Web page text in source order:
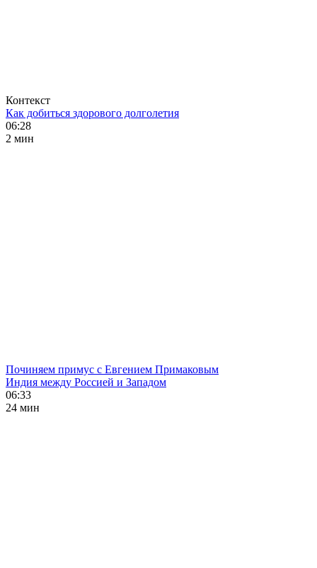
Контекст
Как добиться здорового долголетия
06:28
2 мин
Починяем примус с Евгением Примаковым
Индия между Россией и Западом
06:33
24 мин